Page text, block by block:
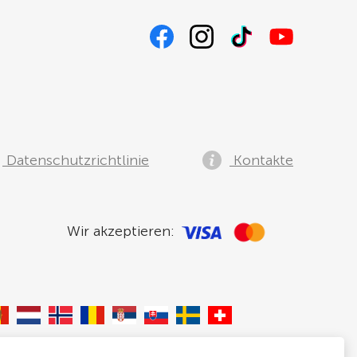
Datenschutzrichtlinie Kontakte
Wir akzeptieren: